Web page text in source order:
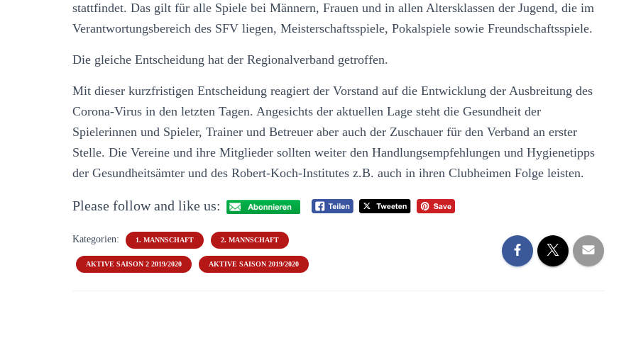
stattfindet. Das gilt für alle Spiele bei Männern, Frauen und in allen Altersklassen der Jugend, die im
Verantwortungsbereich des SFV liegen, Meisterschaftsspiele, Pokalspiele sowie Freundschaftsspiele.
Die gleiche Entscheidung hat der Regionalverband getroffen.
Mit dieser kurzfristigen Entscheidung reagiert der Vorstand auf die Entwicklung der Ausbreitung des
Corona-Virus in den letzten Tagen. Angesichts der aktuellen Lage steht die Gesundheit der
Spielerinnen und Spieler, Trainer und Betreuer aber auch der Zuschauer für den Verband an erster
Stelle. Die Vereine und ihre Mitglieder sollten weiter den Handlungsempfehlungen und Hygienetipps
der Gesundheitsämter und des Robert-Koch-Institutes z.B. auch in ihren Clubheimen Folge leisten.
Please follow and like us:
Kategorien: 1. MANNSCHAFT 2. MANNSCHAFT
AKTIVE SAISON 2 2019/2020 AKTIVE SAISON 2019/2020